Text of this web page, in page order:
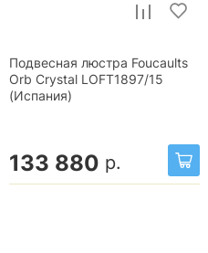
Подвесная люстра Foucaults
Orb Crystal LOFT1897/15
(Испания)
133 880 р.